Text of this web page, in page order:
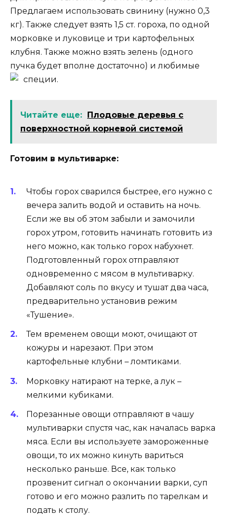
Предлагаем использовать свинину (нужно 0,3
кг). Также следует взять 1,5 ст. гороха, по одной
морковке и луковице и три картофельных
клубня. Также можно взять зелень (одного
пучка будет вполне достаточно) и любимые
специи.
Читайте еще: Плодовые деревья с
поверхностной корневой системой
Готовим в мультиварке:
Чтобы горох сварился быстрее, его нужно с
вечера залить водой и оставить на ночь.
Если же вы об этом забыли и замочили
горох утром, готовить начинать готовить из
него можно, как только горох набухнет.
Подготовленный горох отправляют
одновременно с мясом в мультиварку.
Добавляют соль по вкусу и тушат два часа,
предварительно установив режим
«Тушение».
Тем временем овощи моют, очищают от
кожуры и нарезают. При этом
картофельные клубни – ломтиками.
Морковку натирают на терке, а лук –
мелкими кубиками.
Порезанные овощи отправляют в чашу
мультиварки спустя час, как началась варка
мяса. Если вы используете замороженные
овощи, то их можно кинуть вариться
несколько раньше. Все, как только
прозвенит сигнал о окончании варки, суп
готово и его можно разлить по тарелкам и
подать к столу.